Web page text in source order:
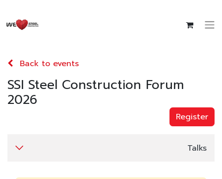
Back to events
SSI Steel Construction Forum
2026
Register
Talks